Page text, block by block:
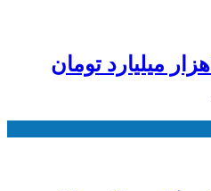
پیش بینی وصول ۴۵۰هزار میلیارد تومان